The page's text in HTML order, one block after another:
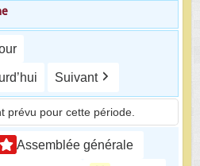
Suivant
prévu pour cette période.
Assemblée générale